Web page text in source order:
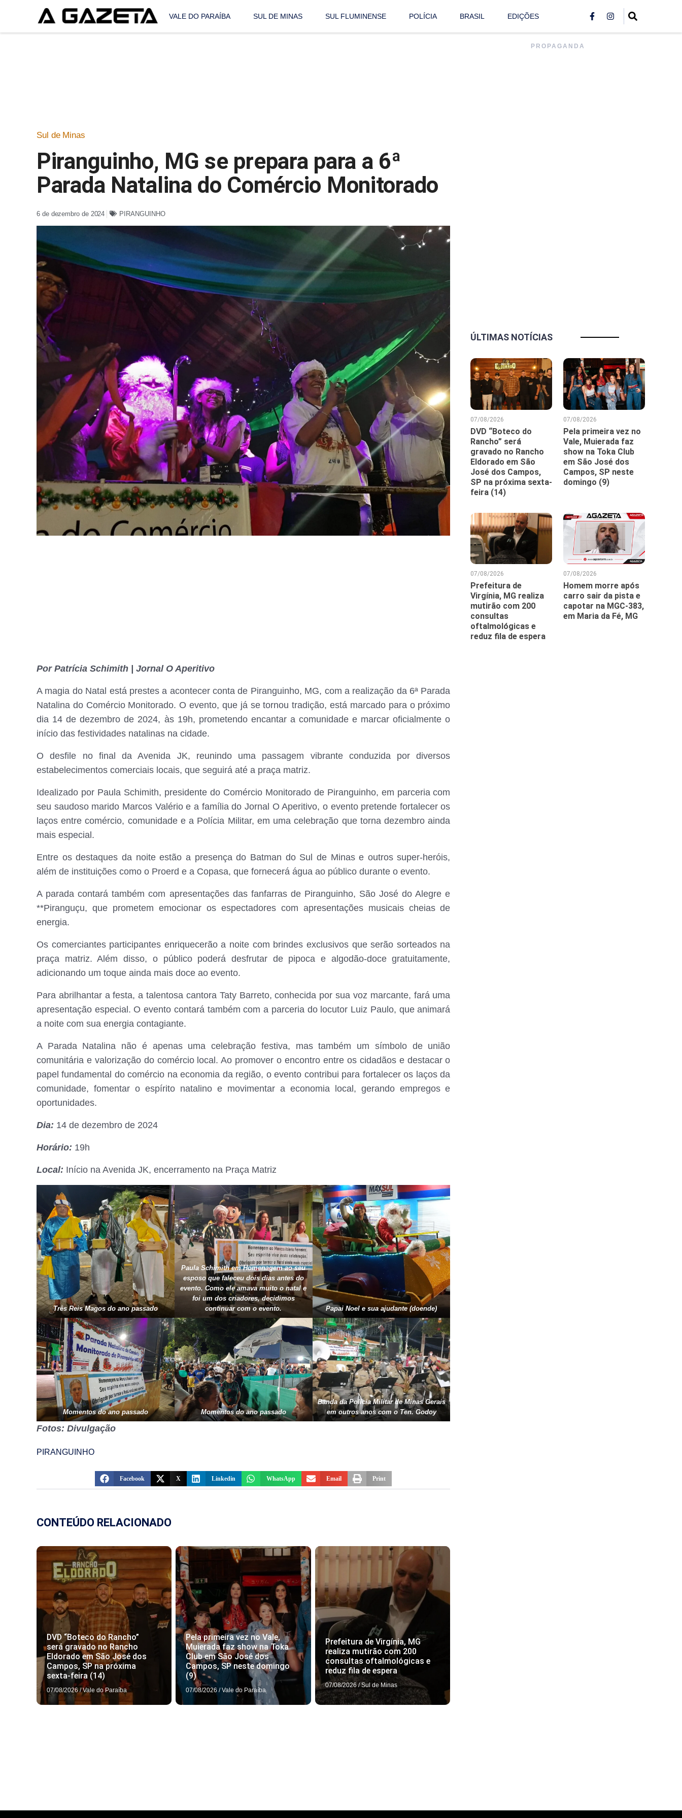
VALE DO PARAÍBA SUL DE MINAS SUL FLUMINENSE POLÍCIA BRASIL EDIÇÕES
Sul de Minas
Piranguinho, MG se prepara para a 6ª
Parada Natalina do Comércio Monitorado
6 de dezembro de 2024 PIRANGUINHO
Por Patrícia Schimith | Jornal O Aperitivo
A magia do Natal está prestes a acontecer conta de Piranguinho, MG, com a realização da 6ª Parada
Natalina do Comércio Monitorado. O evento, que já se tornou tradição, está marcado para o próximo
dia 14 de dezembro de 2024, às 19h, prometendo encantar a comunidade e marcar oficialmente o
início das festividades natalinas na cidade.
O desfile no final da Avenida JK, reunindo uma passagem vibrante conduzida por diversos
estabelecimentos comerciais locais, que seguirá até a praça matriz.
Idealizado por Paula Schimith, presidente do Comércio Monitorado de Piranguinho, em parceria com
seu saudoso marido Marcos Valério e a família do Jornal O Aperitivo, o evento pretende fortalecer os
laços entre comércio, comunidade e a Polícia Militar, em uma celebração que torna dezembro ainda
mais especial.
Entre os destaques da noite estão a presença do Batman do Sul de Minas e outros super-heróis,
além de instituições como o Proerd e a Copasa, que fornecerá água ao público durante o evento.
A parada contará também com apresentações das fanfarras de Piranguinho, São José do Alegre e
**Piranguçu, que prometem emocionar os espectadores com apresentações musicais cheias de
energia.
Os comerciantes participantes enriquecerão a noite com brindes exclusivos que serão sorteados na
praça matriz. Além disso, o público poderá desfrutar de pipoca e algodão-doce gratuitamente,
adicionando um toque ainda mais doce ao evento.
Para abrilhantar a festa, a talentosa cantora Taty Barreto, conhecida por sua voz marcante, fará uma
apresentação especial. O evento contará também com a parceria do locutor Luiz Paulo, que animará
a noite com sua energia contagiante.
A Parada Natalina não é apenas uma celebração festiva, mas também um símbolo de união
comunitária e valorização do comércio local. Ao promover o encontro entre os cidadãos e destacar o
papel fundamental do comércio na economia da região, o evento contribui para fortalecer os laços da
comunidade, fomentar o espírito natalino e movimentar a economia local, gerando empregos e
oportunidades.
Dia: 14 de dezembro de 2024
Horário: 19h
Local: Início na Avenida JK, encerramento na Praça Matriz
Três Reis Magos do ano passado
Paula Schimith em Homenagem ao seu
esposo que faleceu dois dias antes do
evento. Como ele amava muito o natal e
foi um dos criadores, decidimos
continuar com o evento.
Papai Noel e sua ajudante (doende)
Momentos do ano passado Momentos do ano passado
Banda da Polícia Militar de Minas Gerais
em outros anos com o Ten. Godoy
Fotos: Divulgação
PIRANGUINHO
Facebook X Linkedin WhatsApp Email Print
CONTEÚDO RELACIONADO
DVD “Boteco do Rancho”
será gravado no Rancho
Eldorado em São José dos
Campos, SP na próxima
sexta-feira (14)
07/08/2026 / Vale do Paraíba
Pela primeira vez no Vale,
Muierada faz show na Toka
Club em São José dos
Campos, SP neste domingo
(9)
07/08/2026 / Vale do Paraíba
Prefeitura de Virgínia, MG
realiza mutirão com 200
consultas oftalmológicas e
reduz fila de espera
07/08/2026 / Sul de Minas
PROPAGANDA
ÚLTIMAS NOTÍCIAS
07/08/2026
DVD “Boteco do
Rancho” será
gravado no Rancho
Eldorado em São
José dos Campos,
SP na próxima sexta-
feira (14)
07/08/2026
Pela primeira vez no
Vale, Muierada faz
show na Toka Club
em São José dos
Campos, SP neste
domingo (9)
07/08/2026
Prefeitura de
Virgínia, MG realiza
mutirão com 200
consultas
oftalmológicas e
reduz fila de espera
07/08/2026
Homem morre após
carro sair da pista e
capotar na MGC-383,
em Maria da Fé, MG